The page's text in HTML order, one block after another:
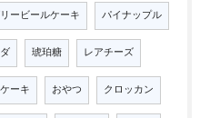
ービールケーキ パイナップル
琥珀糖 レアチーズ
ーキ おやつ クロッカン